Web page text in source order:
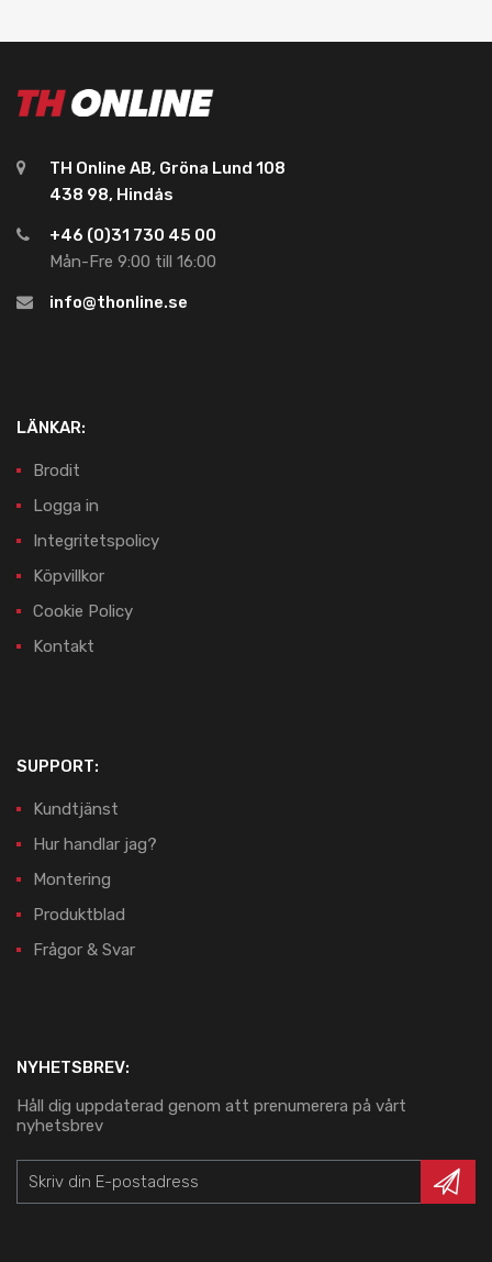
TH Online AB, Gröna Lund 108
438 98, Hindås
+46 (0)31 730 45 00
Mån-Fre 9:00 till 16:00
info@thonline.se
LÄNKAR:
Brodit
Logga in
Integritetspolicy
Köpvillkor
Cookie Policy
Kontakt
SUPPORT:
Kundtjänst
Hur handlar jag?
Montering
Produktblad
Frågor & Svar
NYHETSBREV:
Håll dig uppdaterad genom att prenumerera på vårt
nyhetsbrev